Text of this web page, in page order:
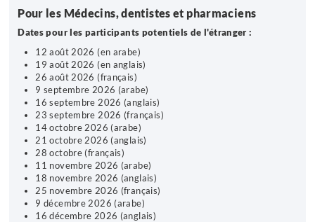
Pour les Médecins, dentistes et pharmaciens
Dates pour les participants potentiels de l'étranger :
12 août 2026 (en arabe)
19 août 2026 (en anglais)
26 août 2026 (français)
9 septembre 2026 (arabe)
16 septembre 2026 (anglais)
23 septembre 2026 (français)
14 octobre 2026 (arabe)
21 octobre 2026 (anglais)
28 octobre (français)
11 novembre 2026 (arabe)
18 novembre 2026 (anglais)
25 novembre 2026 (français)
9 décembre 2026 (arabe)
16 décembre 2026 (anglais)